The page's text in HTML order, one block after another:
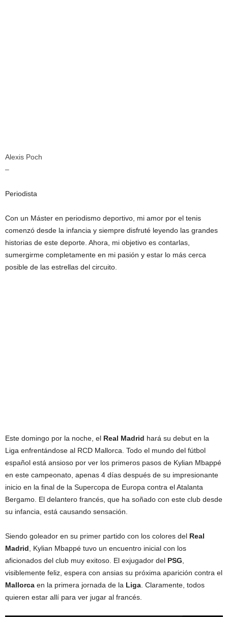
Alexis Poch
–
Periodista
Con un Máster en periodismo deportivo, mi amor por el tenis
comenzó desde la infancia y siempre disfruté leyendo las grandes
historias de este deporte. Ahora, mi objetivo es contarlas,
sumergirme completamente en mi pasión y estar lo más cerca
posible de las estrellas del circuito.
Este domingo por la noche, el Real Madrid hará su debut en la
Liga enfrentándose al RCD Mallorca. Todo el mundo del fútbol
español está ansioso por ver los primeros pasos de Kylian Mbappé
en este campeonato, apenas 4 días después de su impresionante
inicio en la final de la Supercopa de Europa contra el Atalanta
Bergamo. El delantero francés, que ha soñado con este club desde
su infancia, está causando sensación.
Siendo goleador en su primer partido con los colores del Real
Madrid, Kylian Mbappé tuvo un encuentro inicial con los
aficionados del club muy exitoso. El exjugador del PSG,
visiblemente feliz, espera con ansias su próxima aparición contra el
Mallorca en la primera jornada de la Liga. Claramente, todos
quieren estar allí para ver jugar al francés.